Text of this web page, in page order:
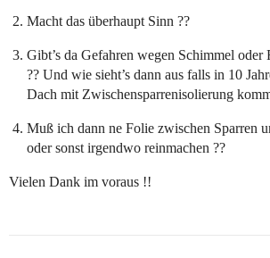
Macht das überhaupt Sinn ??
Gibt’s da Gefahren wegen Schimmel oder
?? Und wie sieht’s dann aus falls in 10
Dach mit Zwischensparrenisolierung
Muß ich dann ne Folie zwischen Sparren
oder sonst irgendwo reinmachen ??
Vielen Dank im voraus !!